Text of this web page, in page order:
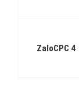
ZaloCPC 4